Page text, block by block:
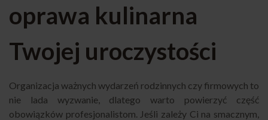
oprawa kulinarna
Twojej uroczystości
Organizacja ważnych wydarzeń rodzinnych czy firmowych to
nie lada wyzwanie, dlatego warto powierzyć część
obowiązków profesjonalistom. Jeśli zależy Ci na smacznym,